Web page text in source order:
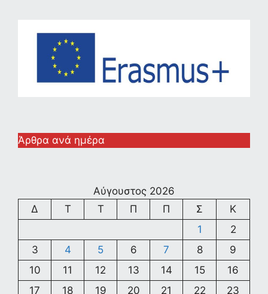
Άρθρα ανά ημέρα
Αύγουστος 2026
Δ
Τ Τ Π Π Σ
Κ
1
2
3
4 5 6 7 8
9
10
11 12 13 14 15
16
17
18 19 20 21 22 23